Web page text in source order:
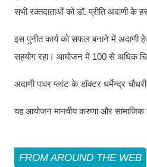
सभी रक्तदाताओं को डॉ. प्रीति अदाणी के
इस पुनीत कार्य को सफल बनाने में
सहयोग रहा। आयोजन में 100 से अधिक
अदाणी पावर प्लांट के डॉक्टर धर्मेन्द्र
यह आयोजन मानवीय करुणा और सामाजिक
FROM AROUND THE WEB